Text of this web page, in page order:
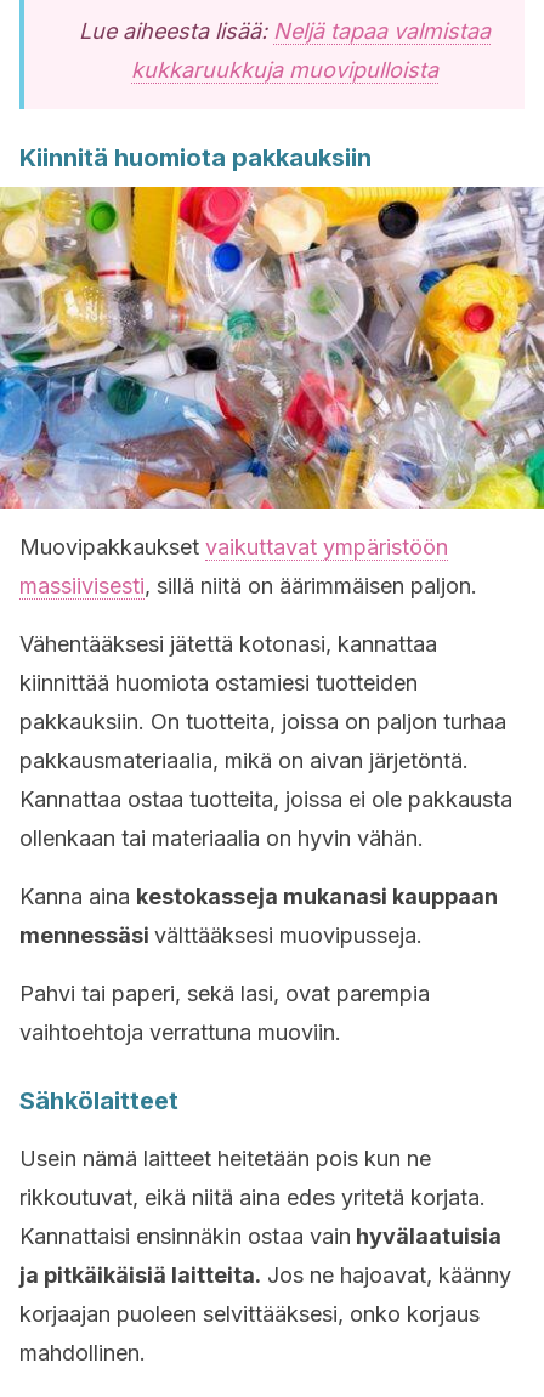
Lue aiheesta lisää: Neljä tapaa valmistaa
kukkaruukkuja muovipulloista
Kiinnitä huomiota pakkauksiin
Muovipakkaukset vaikuttavat ympäristöön
massiivisesti, sillä niitä on äärimmäisen paljon.
Vähentääksesi jätettä kotonasi, kannattaa
kiinnittää huomiota ostamiesi tuotteiden
pakkauksiin. On tuotteita, joissa on paljon turhaa
pakkausmateriaalia, mikä on aivan järjetöntä.
Kannattaa ostaa tuotteita, joissa ei ole pakkausta
ollenkaan tai materiaalia on hyvin vähän.
Kanna aina kestokasseja mukanasi kauppaan
mennessäsi välttääksesi muovipusseja.
Pahvi tai paperi, sekä lasi, ovat parempia
vaihtoehtoja verrattuna muoviin.
Sähkölaitteet
Usein nämä laitteet heitetään pois kun ne
rikkoutuvat, eikä niitä aina edes yritetä korjata.
Kannattaisi ensinnäkin ostaa vain hyvälaatuisia
ja pitkäikäisiä laitteita. Jos ne hajoavat, käänny
korjaajan puoleen selvittääksesi, onko korjaus
mahdollinen.